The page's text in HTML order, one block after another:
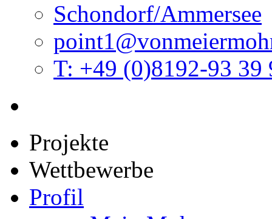
Schondorf/Ammersee
T: +49 (0)8192-93 39
Projekte
Wettbewerbe
Profil